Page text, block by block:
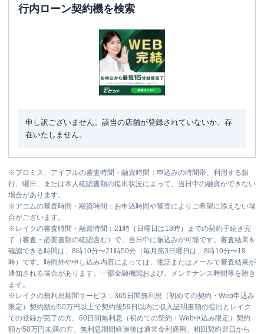
行内ローン契約機を検索
申し訳ございません。該当の店舗が登録されていないか、存
在いたしません。
※プロミス、アイフルの審査時間・融資時間：申込みの時間帯、利用する銀
行、曜日、または本人確認書類の提出状況によって、当日中の融資ができない
場合があります。
※アコムの審査時間・融資時間：お申込時間や審査によりご希望に添えない場
合がございます。
※ レイクの審査時間・融資時間：21時（日曜日は18時）までの契約手続き完
了（審査・必要書類の確認含む）で、当日中に振込みが可能です。審査結果を
確認できる時間は、8時10分〜21時50分（毎月第3日曜日は、8時10分〜19
時）です。時間外や申し込み内容によっては、電話またはメールで審査結果が
通知される場合があります。一部金融機関および、メンテナンス時間等を除き
ます。
※ レイクの無利息期間サービス：365日間無利息（初めての契約・Web申込み
限定）契約額が50万円以上で契約後59日以内に収入証明書類の提出とレイク
での登録が完了の方。60日間無利息（初めての契約・Web申込み限定）契約
額が50万円未満の方。無利息期間経過後は通常金利適用。初回契約翌日から